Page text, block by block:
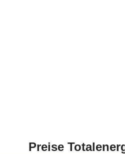
Preise